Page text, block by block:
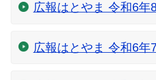
広報はとやま 令和6年
広報はとやま 令和6年